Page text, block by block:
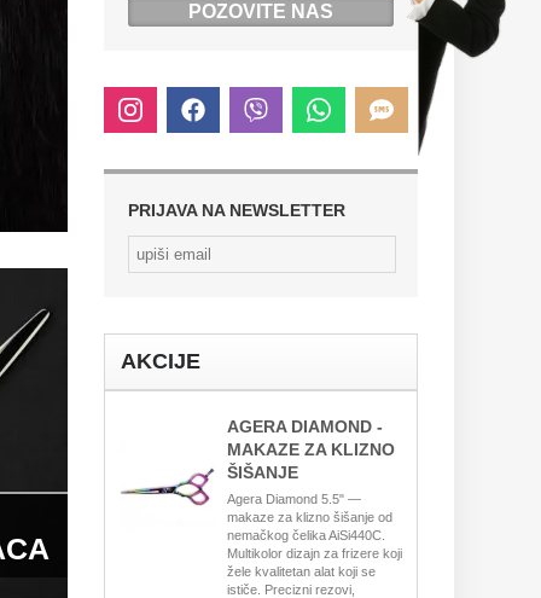
POZOVITE NAS
PRIJAVA NA NEWSLETTER
AKCIJE
AGERA DIAMOND -
MAKAZE ZA KLIZNO
ŠIŠANJE
Agera Diamond 5.5" —
makaze za klizno šišanje od
nemačkog čelika AiSi440C.
Multikolor dizajn za frizere koji
žele kvalitetan alat koji se
ističe. Precizni rezovi,